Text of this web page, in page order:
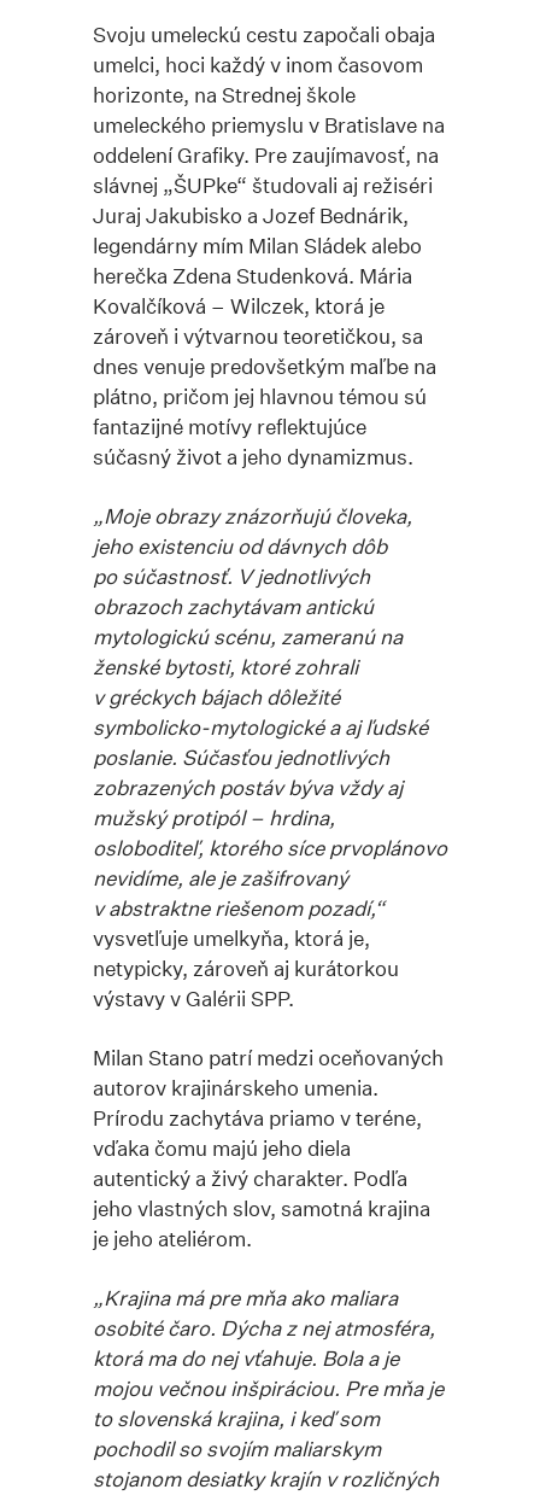
Svoju umeleckú cestu započali obaja
umelci, hoci každý v inom časovom
horizonte, na Strednej škole
umeleckého priemyslu v Bratislave na
oddelení Grafiky. Pre zaujímavosť, na
slávnej „ŠUPke“ študovali aj režiséri
Juraj Jakubisko a Jozef Bednárik,
legendárny mím Milan Sládek alebo
herečka Zdena Studenková. Mária
Kovalčíková – Wilczek, ktorá je
zároveň i výtvarnou teoretičkou, sa
dnes venuje predovšetkým maľbe na
plátno, pričom jej hlavnou témou sú
fantazijné motívy reflektujúce
súčasný život a jeho dynamizmus.
„Moje obrazy znázorňujú človeka,
jeho existenciu od dávnych dôb
po súčastnosť. V jednotlivých
obrazoch zachytávam antickú
mytologickú scénu, zameranú na
ženské bytosti, ktoré zohrali
v gréckych bájach dôležité
symbolicko-mytologické a aj ľudské
poslanie. Súčasťou jednotlivých
zobrazených postáv býva vždy aj
mužský protipól – hrdina,
osloboditeľ, ktorého síce prvoplánovo
nevidíme, ale je zašifrovaný
v abstraktne riešenom pozadí,“
vysvetľuje umelkyňa, ktorá je,
netypicky, zároveň aj kurátorkou
výstavy v Galérii SPP.
Milan Stano patrí medzi oceňovaných
autorov krajinárskeho umenia.
Prírodu zachytáva priamo v teréne,
vďaka čomu majú jeho diela
autentický a živý charakter. Podľa
jeho vlastných slov, samotná krajina
je jeho ateliérom.
„Krajina má pre mňa ako maliara
osobité čaro. Dýcha z nej atmosféra,
ktorá ma do nej vťahuje. Bola a je
mojou večnou inšpiráciou. Pre mňa je
to slovenská krajina, i keď som
pochodil so svojím maliarskym
stojanom desiatky krajín v rozličných